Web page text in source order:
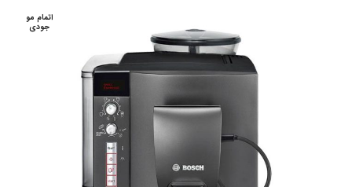
اتمام مو
جودی